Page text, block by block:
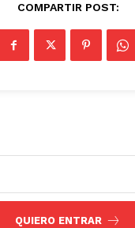
COMPARTIR POST:
QUIERO ENTRAR